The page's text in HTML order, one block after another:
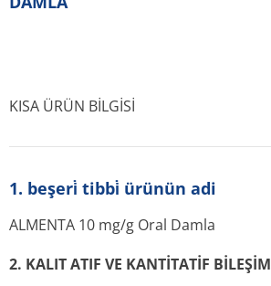
KISA ÜRÜN BİLGİSİ
1. beşeri̇ tibbi̇ ürünün adi
ALMENTA 10 mg/g Oral Damla
2. KALIT ATIF VE KANTİTATİF BİLEŞİM